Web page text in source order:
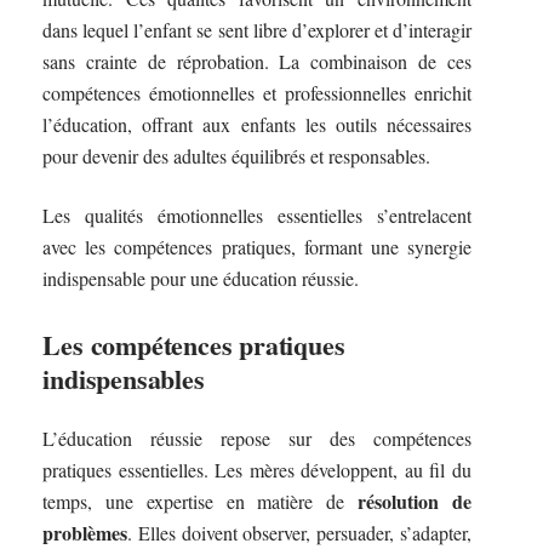
dans lequel l’enfant se sent libre d’explorer et d’interagir
sans crainte de réprobation. La combinaison de ces
compétences émotionnelles et professionnelles enrichit
l’éducation, offrant aux enfants les outils nécessaires
pour devenir des adultes équilibrés et responsables.
Les qualités émotionnelles essentielles s’entrelacent
avec les compétences pratiques, formant une synergie
indispensable pour une éducation réussie.
Les compétences pratiques
indispensables
L’éducation réussie repose sur des compétences
pratiques essentielles. Les mères développent, au fil du
temps, une expertise en matière de résolution de
problèmes. Elles doivent observer, persuader, s’adapter,